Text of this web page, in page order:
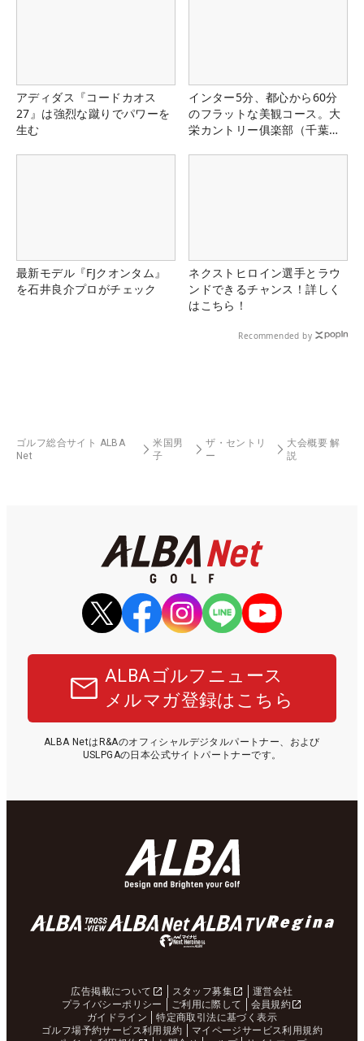
アディダス『コードカオス
27』は強烈な蹴りでパワーを
生む
インター5分、都心から60分
のフラットな美観コース。大
栄カントリー俱楽部（千葉
最新モデル『FJクオンタム』
を石井良介プロがチェック
ネクストヒロイン選手とラウ
ンドできるチャンス！詳しく
はこちら！
Recommended by
ゴルフ総合サイト ALBA
Net
米国男
子
ザ・セントリ
ー
大会概要 解
説
ALBAゴルフニュース
メルマガ登録はこちら
ALBA NetはR&Aのオフィシャルデジタルパートナー、および
USLPGAの日本公式サイトパートナーです。
広告掲載について スタッフ募集
運営会社
プライバシーポリシー
ご利用に際して
会員規約
ガイドライン
特定商取引法に基づく表示
ゴルフ場予約サービス利用規約
マイページサービス利用規約